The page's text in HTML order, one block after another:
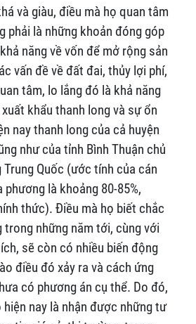
và giàu, điều mà họ quan tâm
phải là những khoản đóng góp
năng về vốn để mở rộng sản
vấn đề về đất đai, thủy lợi phí,
tâm, lo lắng đó là khả năng
khẩu thanh long và sự ổn
nay thanh long của cả huyện
như của tỉnh Bình Thuận chủ
Quốc (ước tính của cán
là khoảng 80-85%,
thức). Điều mà họ biết chắc
trong những năm tới, cùng với
sẽ còn có nhiều biến động
điều đó xảy ra và cách ứng
có phương án cụ thể. Do đó,
nay là nhận được những tư